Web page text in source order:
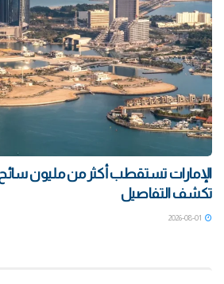
الإمارات تستقطب أكثر من مليون
تكشف التفاصيل